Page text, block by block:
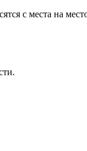
с места на